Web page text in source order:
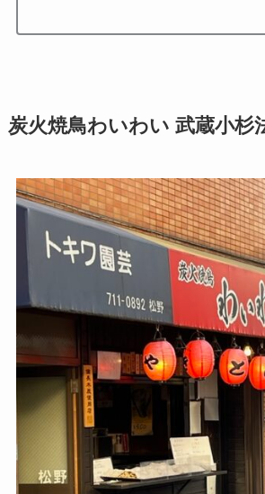
炭火焼鳥わいわい 武蔵小杉